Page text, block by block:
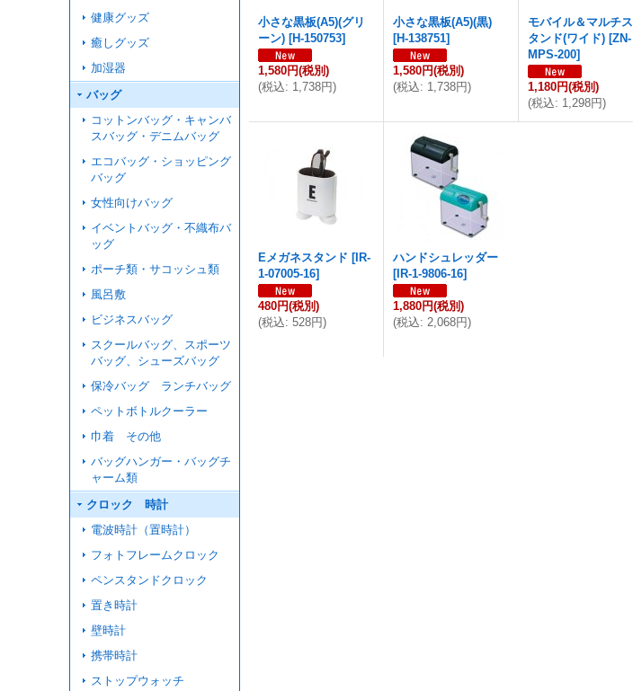
健康グッズ
癒しグッズ
加湿器
バッグ
コットンバッグ・キャンバ
スバッグ・デニムバッグ
エコバッグ・ショッピング
バッグ
女性向けバッグ
イベントバッグ・不織布バ
ッグ
ポーチ類・サコッシュ類
風呂敷
ビジネスバッグ
スクールバッグ、スポーツ
バッグ、シューズバッグ
保冷バッグ ランチバッグ
ペットボトルクーラー
巾着 その他
バッグハンガー・バッグチ
ャーム類
クロック 時計
電波時計（置時計）
フォトフレームクロック
ペンスタンドクロック
置き時計
壁時計
携帯時計
ストップウォッチ
小さな黒板(A5)(グリ
ーン) [H-150753]
1,580円(税別)
(税込: 1,738円)
小さな黒板(A5)(黒)
[H-138751]
1,580円(税別)
(税込: 1,738円)
モバイル＆マルチス
タンド(ワイド) [ZN-
MPS-200]
1,180円(税別)
(税込: 1,298円)
Eメガネスタンド [IR-
1-07005-16]
480円(税別)
(税込: 528円)
ハンドシュレッダー
[IR-1-9806-16]
1,880円(税別)
(税込: 2,068円)